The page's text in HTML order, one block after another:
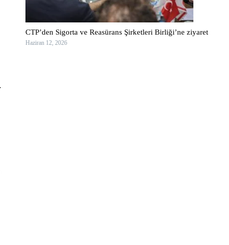
CTP’den Sigorta ve Reasürans Şirketleri Birliği’ne ziyaret
Haziran 12, 2026